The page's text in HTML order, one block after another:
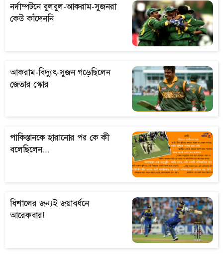
নর্দাম্পটনে বুলবুল-আকরাম-সুজনরা
কেউ কাঁদেননি
আকরাম-বিদ্যুৎ-সুজন গড়েছিলেন
জেতার স্কোর
পাকিস্তানকে হারানোর পর কে কী
বলেছিলেন...
ধিশালের জন্যই জয়াবর্ধনে
আরেকবার!